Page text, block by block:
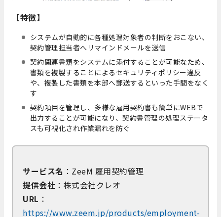
【特徴】
システムが自動的に各種処理対象者の判断をおこない、
契約管理担当者へリマインドメールを送信
契約関連書類をシステムに添付することが可能なため、
書類を複製することによるセキュリティポリシー違反
や、複製した書類を本部へ郵送するといった手間をなく
す
契約項目を管理し、多様な雇用契約書も簡単にWEBで
出力することが可能になり、契約書管理の処理ステータ
スも可視化され作業漏れを防ぐ
サービス名 ：ZeeM 雇用契約管理
提供会社 ：株式会社クレオ
URL ：
https://www.zeem.jp/products/employment-